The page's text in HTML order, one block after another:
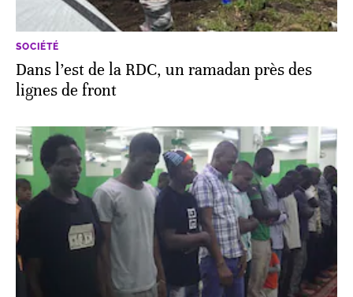
SOCIÉTÉ
Dans l’est de la RDC, un ramadan près des
lignes de front